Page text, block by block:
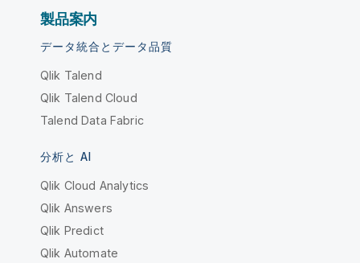
製品案内
データ統合とデータ品質
Qlik Talend
Qlik Talend Cloud
Talend Data Fabric
分析と AI
Qlik Cloud Analytics
Qlik Answers
Qlik Predict
Qlik Automate